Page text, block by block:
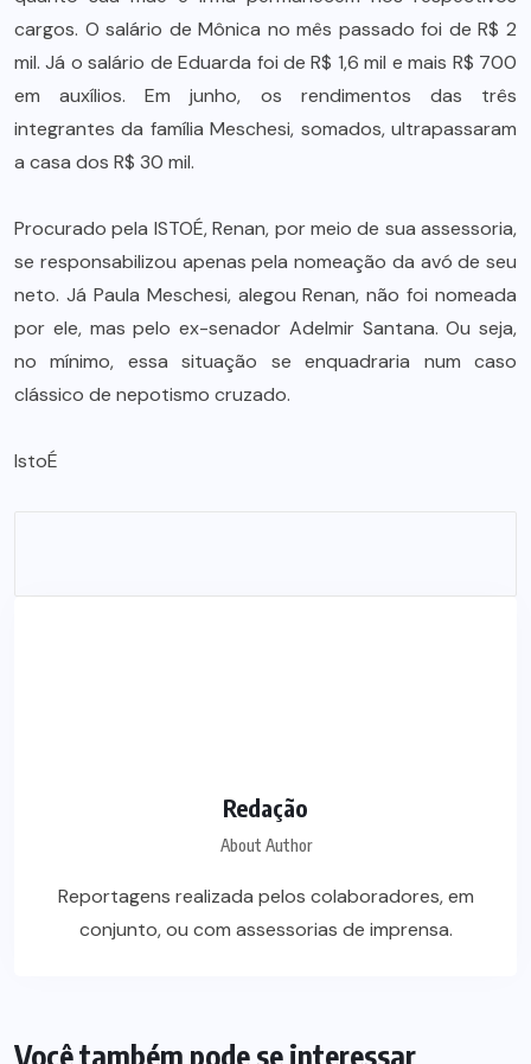
cargos. O salário de Mônica no mês passado foi de R$ 2
mil. Já o salário de Eduarda foi de R$ 1,6 mil e mais R$ 700
em auxílios. Em junho, os rendimentos das três
integrantes da família Meschesi, somados, ultrapassaram
a casa dos R$ 30 mil.
Procurado pela ISTOÉ, Renan, por meio de sua assessoria,
se responsabilizou apenas pela nomeação da avó de seu
neto. Já Paula Meschesi, alegou Renan, não foi nomeada
por ele, mas pelo ex-senador Adelmir Santana. Ou seja,
no mínimo, essa situação se enquadraria num caso
clássico de nepotismo cruzado.
IstoÉ
Redação
About Author
Reportagens realizada pelos colaboradores, em
conjunto, ou com assessorias de imprensa.
Você também pode se interessar